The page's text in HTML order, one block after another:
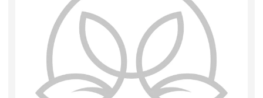
Искусственные цветы и растения
Декоративные вазы, кашпо
Игрушки мягкие